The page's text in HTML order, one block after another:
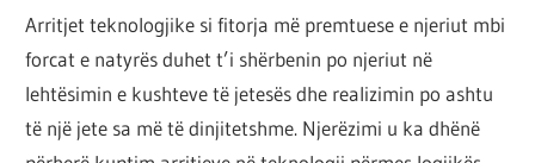
ndryshme
botën,
por
çështja
është
Arritjet teknologjike si fitorja më premtuese e njeriut mbi
forcat e natyrës duhet t’i shërbenin po njeriut në
lehtësimin e kushteve të jetesës dhe realizimin po ashtu
të një jete sa më të dinjitetshme. Njerëzimi u ka dhënë